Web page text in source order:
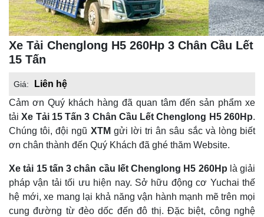
Xe Tải Chenglong H5 260Hp 3 Chân Cầu Lết
15 Tấn
Giá:
Liên hệ
Cảm ơn Quý khách hàng đã quan tâm đến sản phẩm xe
tảiXe Tải 15 Tấn 3 Chân Cầu Lết Chenglong H5 260Hp.
Chúng tôi, đội ngũ XTM gửi lời tri ân sâu sắc và lòng biết
ơn chân thành đến Quý Khách đã ghé thăm Website.
Xe tải 15 tấn 3 chân cầu lết Chenglong H5 260Hp là giải
pháp vận tải tối ưu hiện nay. Sở hữu động cơ Yuchai thế
hệ mới, xe mang lại khả năng vận hành mạnh mẽ trên mọi
cung đường từ đèo dốc đến đô thị. Đặc biệt, công nghệ